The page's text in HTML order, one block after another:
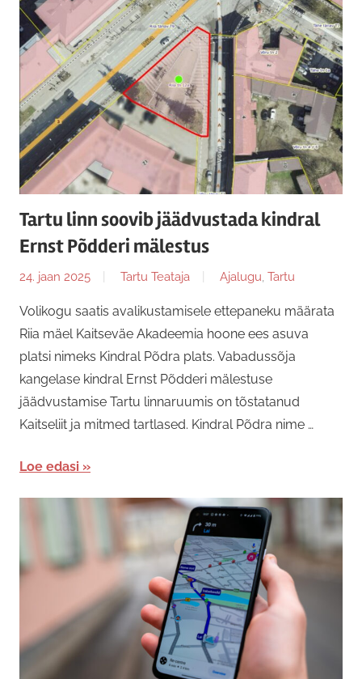
Tartu linn soovib jäädvustada kindral
Ernst Põdderi mälestus
24. jaan 2025 Tartu Teataja Ajalugu, Tartu
Volikogu saatis avalikustamisele ettepaneku määrata
Riia mäel Kaitseväe Akadeemia hoone ees asuva
platsi nimeks Kindral Põdra plats. Vabadussõja
kangelase kindral Ernst Põdderi mälestuse
jäädvustamise Tartu linnaruumis on tõstatanud
Kaitseliit ja mitmed tartlased. Kindral Põdra nime …
Loe edasi